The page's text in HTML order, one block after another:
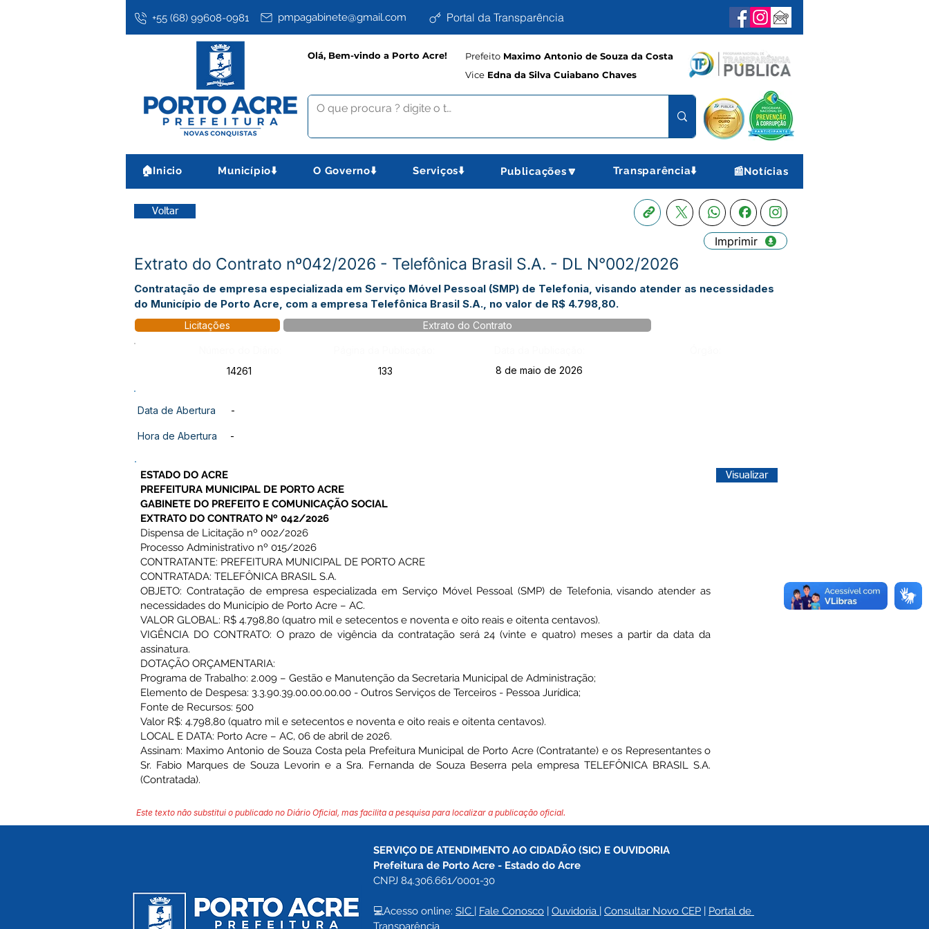
+55 (68) 99608-0981 pmpagabinete@gmail.com Portal da Transparência
Olá, Bem-vindo a Porto Acre! Prefeito Maximo Antonio de Souza da Costa
Vice Edna da Silva Cuiabano Chaves
🏠Inicio Município⬇️ O Governo⬇️ Serviços⬇️ Publicações🔽 Transparência⬇️ 📰Notícias
Voltar
Imprimir
Extrato do Contrato nº042/2026 - Telefônica Brasil S.A. - DL N°002/2026
Contratação de empresa especializada em Serviço Móvel Pessoal (SMP) de Telefonia, visando atender as necessidades
do Município de Porto Acre, com a empresa Telefônica Brasil S.A., no valor de R$ 4.798,80.
Licitações Extrato do Contrato
14261
133 8 de maio de 2026
Data de Abertura -
Hora de Abertura -
ESTADO DO ACRE
PREFEITURA MUNICIPAL DE PORTO ACRE
GABINETE DO PREFEITO E COMUNICAÇÃO SOCIAL
EXTRATO DO CONTRATO Nº 042/2026
Dispensa de Licitação nº 002/2026
Processo Administrativo nº 015/2026
CONTRATANTE: PREFEITURA MUNICIPAL DE PORTO ACRE
CONTRATADA: TELEFÔNICA BRASIL S.A.
OBJETO: Contratação de empresa especializada em Serviço Móvel Pessoal (SMP) de Telefonia, visando atender as
necessidades do Município de Porto Acre – AC.
VALOR GLOBAL: R$ 4.798,80 (quatro mil e setecentos e noventa e oito reais e oitenta centavos).
VIGÊNCIA DO CONTRATO: O prazo de vigência da contratação será 24 (vinte e quatro) meses a partir da data da
assinatura.
DOTAÇÃO ORÇAMENTARIA:
Programa de Trabalho: 2.009 – Gestão e Manutenção da Secretaria Municipal de Administração;
Elemento de Despesa: 3.3.90.39.00.00.00.00 - Outros Serviços de Terceiros - Pessoa Jurídica;
Fonte de Recursos: 500
Valor R$: 4.798,80 (quatro mil e setecentos e noventa e oito reais e oitenta centavos).
LOCAL E DATA: Porto Acre – AC, 06 de abril de 2026.
Assinam: Maximo Antonio de Souza Costa pela Prefeitura Municipal de Porto Acre (Contratante) e os Representantes o
Sr. Fabio Marques de Souza Levorin e a Sra. Fernanda de Souza Beserra pela empresa TELEFÔNICA BRASIL S.A.
(Contratada).
Visualizar
Este texto não substitui o publicado no Diário Oficial, mas facilita a pesquisa para localizar a publicação oficial.
SERVIÇO DE ATENDIMENTO AO CIDADÃO (SIC) E OUVIDORIA
Prefeitura de Porto Acre - Estado do Acre
CNPJ 84.306.661/0001-30
💻Acesso online: SIC | Fale Conosco | Ouvidoria | Consultar Novo CEP | Portal de
Transparência